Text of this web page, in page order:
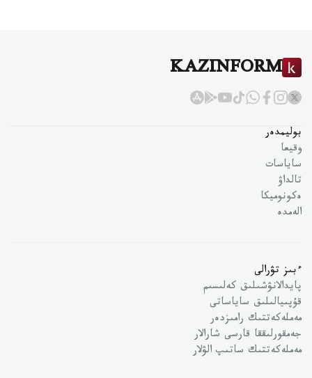
KAZINFORM
بوليمدەر
وقيعا
ساياسات
تالداۋ
ەكونوميكا
الەمدە
ءبىز تۋرالى
پايدالانۋشىلىق كەلىسىم
قۇپىيالىلىق ساياساتى
مەملەكەتتىك رامىزدەر
جەمقورلىققا قارسى شارالار
مەملەكەتتىك ساتىپ الۋلار